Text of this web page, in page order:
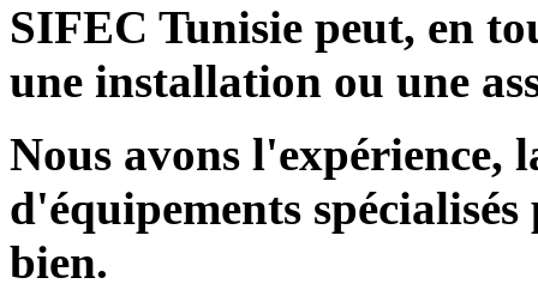
SIFEC Tunisie peut, en
une installation ou une
Nous avons l'expérience,
d'équipements
bien.